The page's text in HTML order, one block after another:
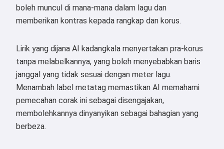
boleh muncul di mana-mana dalam lagu dan
memberikan kontras kepada rangkap dan korus.
Lirik yang dijana AI kadangkala menyertakan pra-korus
tanpa melabelkannya, yang boleh menyebabkan baris
janggal yang tidak sesuai dengan meter lagu.
Menambah label metatag memastikan AI memahami
pemecahan corak ini sebagai disengajakan,
membolehkannya dinyanyikan sebagai bahagian yang
berbeza.